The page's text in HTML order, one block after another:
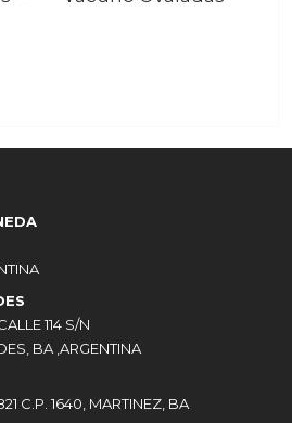
114 S/N
BA ,ARGENTINA
C.P. 1640, MARTINEZ, BA